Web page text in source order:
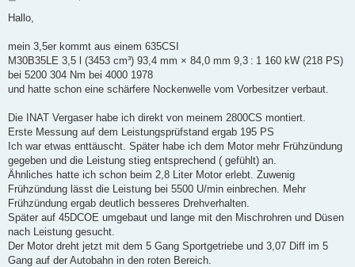
i
a
Hallo,
mein 3,5er kommt aus einem 635CSI
M30B35LE 3,5 l (3453 cm³) 93,4 mm × 84,0 mm 9,3 : 1 160 kW (218 PS)
bei 5200 304 Nm bei 4000 1978
und hatte schon eine schärfere Nockenwelle vom Vorbesitzer verbaut.
Die INAT Vergaser habe ich direkt von meinem 2800CS montiert.
Erste Messung auf dem Leistungsprüfstand ergab 195 PS
Ich war etwas enttäuscht. Später habe ich dem Motor mehr Frühzündung
gegeben und die Leistung stieg entsprechend ( gefühlt) an.
Ähnliches hatte ich schon beim 2,8 Liter Motor erlebt. Zuwenig
Frühzündung lässt die Leistung bei 5500 U/min einbrechen. Mehr
Frühzündung ergab deutlich besseres Drehverhalten.
Später auf 45DCOE umgebaut und lange mit den Mischrohren und Düsen
nach Leistung gesucht.
Der Motor dreht jetzt mit dem 5 Gang Sportgetriebe und 3,07 Diff im 5
Gang auf der Autobahn in den roten Bereich.